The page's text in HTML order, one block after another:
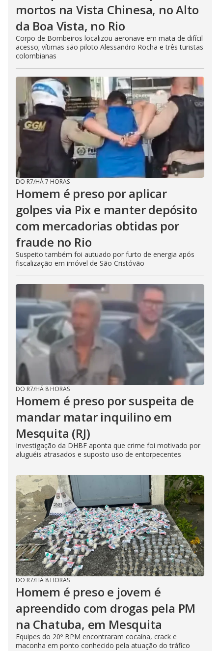
mortos na Vista Chinesa, no Alto
da Boa Vista, no Rio
Corpo de Bombeiros localizou aeronave em mata de difícil
acesso; vítimas são piloto Alessandro Rocha e três turistas
colombianas
DO R7/HÁ 7 HORAS
Homem é preso por aplicar
golpes via Pix e manter depósito
com mercadorias obtidas por
fraude no Rio
Suspeito também foi autuado por furto de energia após
fiscalização em imóvel de São Cristóvão
DO R7/HÁ 8 HORAS
Homem é preso por suspeita de
mandar matar inquilino em
Mesquita (RJ)
Investigação da DHBF aponta que crime foi motivado por
aluguéis atrasados e suposto uso de entorpecentes
DO R7/HÁ 8 HORAS
Homem é preso e jovem é
apreendido com drogas pela PM
na Chatuba, em Mesquita
Equipes do 20º BPM encontraram cocaína, crack e
maconha em ponto conhecido pela atuação do tráfico